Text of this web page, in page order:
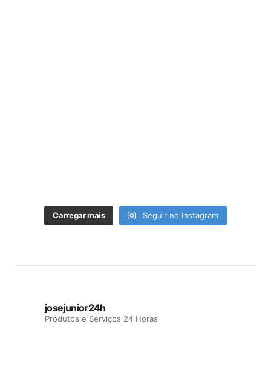
Carregar mais Seguir no Instagram
josejunior24h
Produtos e Serviços 24 Horas